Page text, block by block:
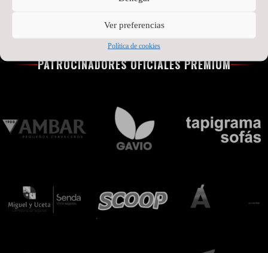
Ver preferencias
Política de cookies
PATROCINADORES OFICIALES PREMIUM